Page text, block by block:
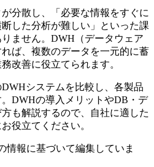
分散し、「必要な情報をすぐに
した分析が難しい」といった課
ません。DWH（データウェア
ば、複数のデータを一元的に蓄
改善に役立てられます。
システムを比較し、各製品
DWHの導入メリットやDB・デ
も解説するので、自社に適した
役立てください。
情報に基づいて編集していま